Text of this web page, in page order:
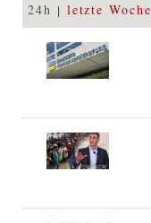
24h letzte Woche